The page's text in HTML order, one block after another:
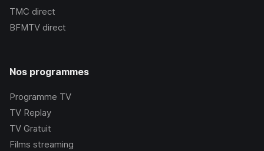
TMC direct
BFMTV direct
Nos programmes
Programme TV
TV Replay
TV Gratuit
Films streaming